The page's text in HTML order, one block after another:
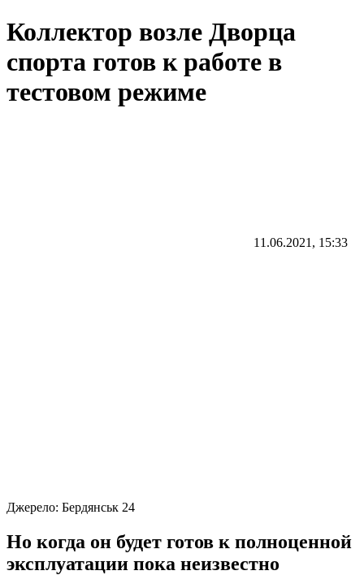
Коллектор возле Дворца
спорта готов к работе в
тестовом режиме
11.06.2021, 15:33
Джерело: Бердянськ 24
Но когда он будет готов к полноценной
эксплуатации пока неизвестно